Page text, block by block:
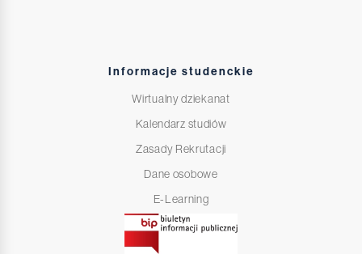
Informacje studenckie
Wirtualny dziekanat
Kalendarz studiów
Zasady Rekrutacji
Dane osobowe
E-Learning